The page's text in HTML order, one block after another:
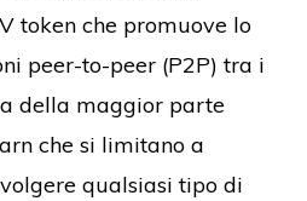
token che promuove lo
peer-to-peer (P2P) tra i
della maggior parte
che si limitano a
qualsiasi tipo di